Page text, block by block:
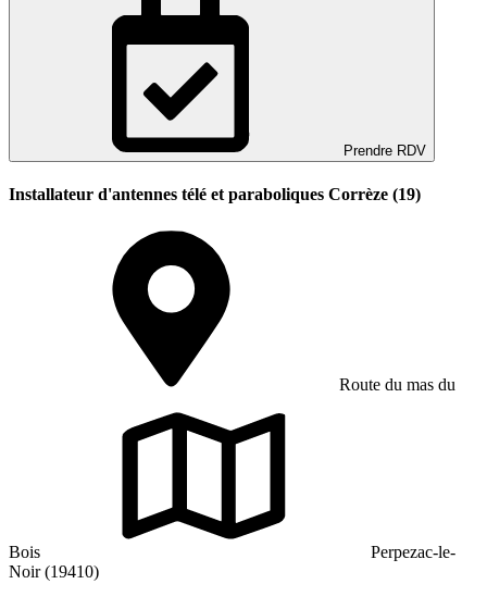
Prendre RDV
Installateur d'antennes télé et paraboliques Corrèze (19)
Route du mas du
Bois
Perpezac-le-
Noir (19410)